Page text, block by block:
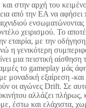
στην αρχή του
από την EA να αφήσει
ενσωματώνοντας
χειρισμού. Το
εταιρία, με την
η γενικότερη
μια πειστική αίσθηση
το gameplay μάς
μοναδική εξαίρεση -
οι αγώνες Drift. Σε
αλλάζει
έστω και ελάχιστα,